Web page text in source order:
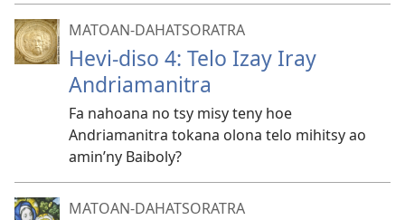
MATOAN-DAHATSORATRA
Hevi-diso 4: Telo Izay Iray
Andriamanitra
Fa nahoana no tsy misy teny hoe
Andriamanitra tokana olona telo mihitsy ao
amin’ny Baiboly?
MATOAN-DAHATSORATRA